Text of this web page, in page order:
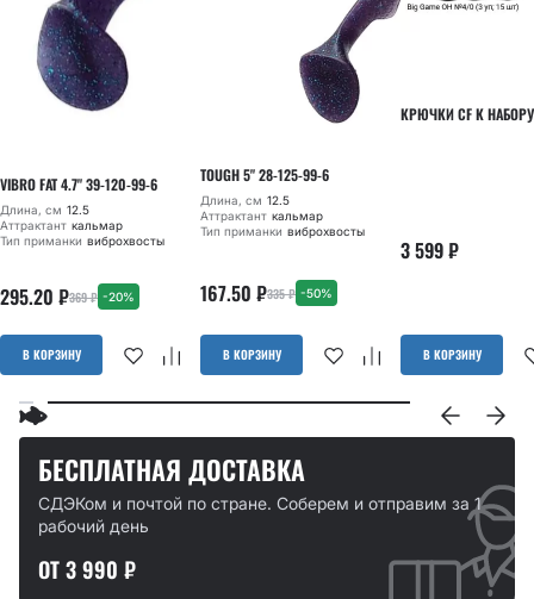
VIBRO FAT 4.7" 39-120-99-6
Длина, см 12.5
Аттрактант кальмар
Тип приманки виброхвосты
295.20 ₽369₽ -20%
В КОРЗИНУ
TOUGH 5" 28-125-99-6
Длина, см 12.5
Аттрактант кальмар
Тип приманки виброхвосты
167.50 ₽335₽ -50%
В КОРЗИНУ
КРЮЧКИ CF К
3 599₽
В КОРЗИНУ
БЕСПЛАТНАЯ ДОСТАВКА
СДЭКом и почтой по стране. Соберем и отправим за 1
рабочий день
ОТ 3 990 ₽